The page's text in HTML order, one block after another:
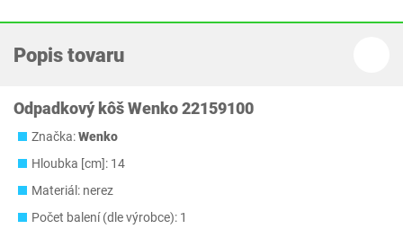
Popis tovaru
Odpadkový kôš Wenko 22159100
Značka:Wenko
Hloubka [cm]: 14
Materiál: nerez
Počet balení (dle výrobce): 1